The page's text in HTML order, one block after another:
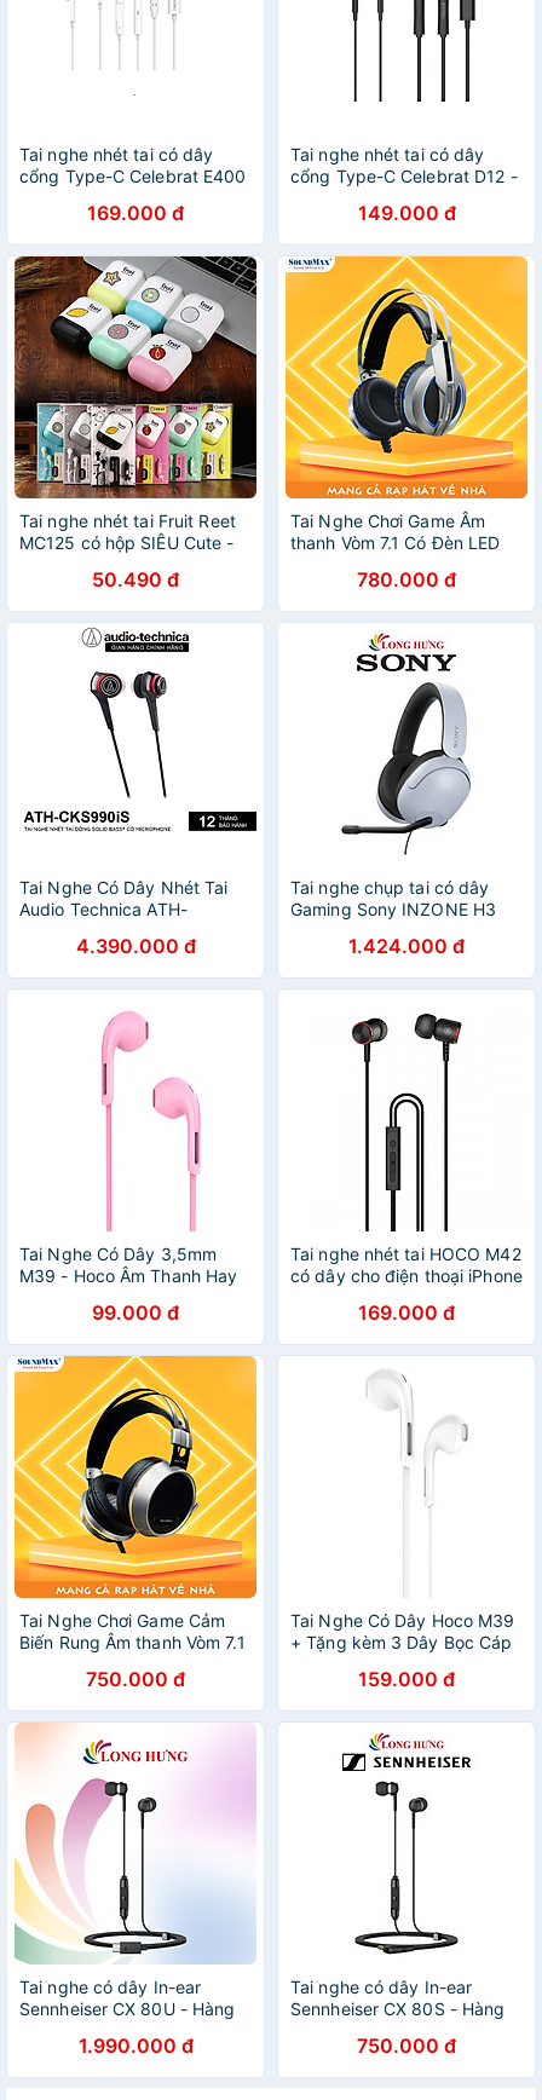
Tai nghe nhét tai có dây
cổng Type-C Celebrat E400
169.000 đ
Tai nghe nhét tai có dây
cổng Type-C Celebrat D12 -
149.000 đ
Tai nghe nhét tai Fruit Reet
MC125 có hộp SIÊU Cute -
50.490 đ
Tai Nghe Chơi Game Âm
thanh Vòm 7.1 Có Đèn LED
Nghe Chụp Tai Có Micro
Tích Hợp SoundMax AH-712
| Gaming Headset - Hàng
Chính Hãng
780.000 đ
Tai Nghe Có Dây Nhét Tai
Audio Technica ATH-
Chính Hãng4.390.000 đ
Tai nghe chụp tai có dây
Gaming Sony INZONE H3
1.424.000 đ
Tai Nghe Có Dây 3,5mm
M39 - Hoco Âm Thanh Hay
99.000 đ
Tai nghe nhét tai HOCO M42
có dây cho điện thoại iPhone
169.000 đ
Tai Nghe Chơi Game Cảm
Biến Rung Âm thanh Vòm 7.1
AH713 | Tai Nghe Chụp Tai
Có Micro Tích Hợp
SoundMax AH-713 | Gaming
Headset - Hàng Chính Hãng
750.000 đ
Tai Nghe Có Dây Hoco M39
+ Tặng kèm 3 Dây Bọc Cáp
Xo - Hàng Chính Hãng
159.000 đ
Tai nghe có dây In-ear
Sennheiser CX 80U - Hàng
1.990.000 đ
Tai nghe có dây In-ear
Sennheiser CX 80S - Hàng
750.000 đ